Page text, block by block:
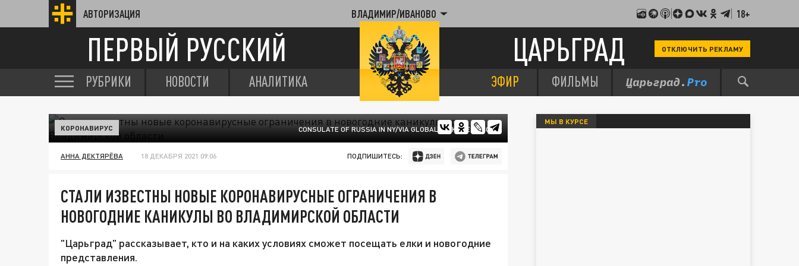
АВТОРИЗАЦИЯ ВЛАДИМИР/ИВАНОВО 18+
ПЕРВЫЙ РУССКИЙ ЦАРЬГРАД ОТКЛЮЧИТЬ РЕКЛАМУ
РУБРИКИ НОВОСТИ АНАЛИТИКА ЭФИР ФИЛЬМЫ
CONSULATE OF RUSSIA IN NY/VIA GLOBALLOOKPRESS.COM
КОРОНАВИРУС
АННА ДЕКТЯРЁВА 18 ДЕКАБРЯ 2021 09:06 ПОДПИШИТЕСЬ:
СТАЛИ ИЗВЕСТНЫ НОВЫЕ КОРОНАВИРУСНЫЕ ОГРАНИЧЕНИЯ В
НОВОГОДНИЕ КАНИКУЛЫ ВО ВЛАДИМИРСКОЙ ОБЛАСТИ
"Царьград" рассказывает, кто и на каких условиях сможет посещать елки и новогодние
представления.
МЫ В КУРСЕ